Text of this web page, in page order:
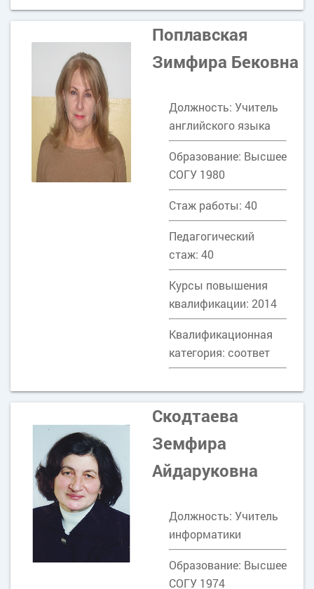
Поплавская
Зимфира Бековна
Должность: Учитель
английского языка
Образование: Высшее
СОГУ 1980
Стаж работы: 40
Педагогический
стаж: 40
Курсы повышения
квалификации: 2014
Квалификационная
категория: соответ
Скодтаева
Земфира
Айдаруковна
Должность: Учитель
информатики
Образование: Высшее
СОГУ 1974